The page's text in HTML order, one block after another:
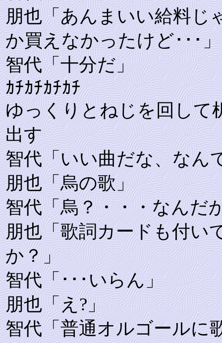
朋也「あんまいい給料じ
か買えなかったけど･･･」
智代「十分だ」
ｶﾁｶﾁｶﾁｶﾁ
ゆっくりとねじを回して
出す
智代「いい曲だな、なん
朋也「烏の歌」
智代「烏？・・・なんだ
朋也「歌詞カードも付い
か？」
智代「･･･いらん」
朋也「え?」
智代「普通オルゴールに